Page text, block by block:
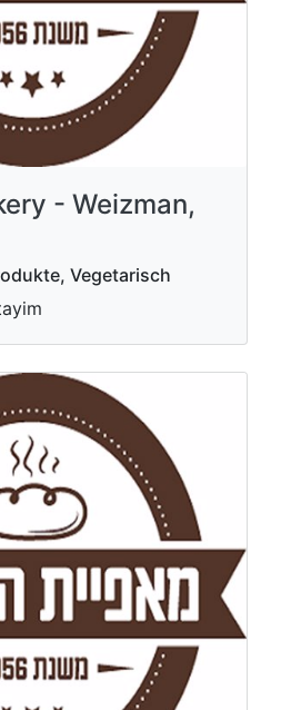
- Weizman,
Vegetarisch